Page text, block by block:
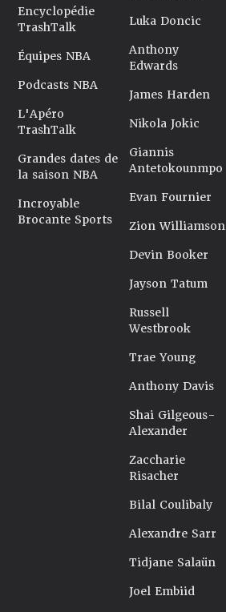
Encyclopédie
TrashTalk
Équipes NBA
Podcasts NBA
L'Apéro
TrashTalk
Grandes dates de
la saison NBA
Incroyable
Brocante Sports
Luka Doncic
Anthony
Edwards
James Harden
Nikola Jokic
Giannis
Antetokounmpo
Evan Fournier
Zion Williamson
Devin Booker
Jayson Tatum
Russell
Westbrook
Trae Young
Anthony Davis
Shai Gilgeous-
Alexander
Zaccharie
Risacher
Bilal Coulibaly
Alexandre Sarr
Tidjane Salaün
Joel Embiid